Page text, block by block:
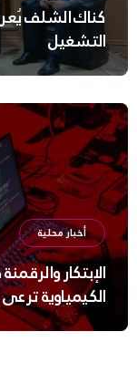
كناك الشلف
التشغيل
أخبار محلية
الإبتكار
الكيمياوية ترعى